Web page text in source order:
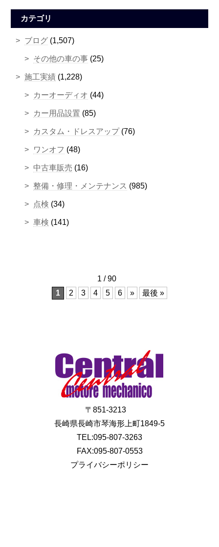
カテゴリ
ブログ (1,507)
その他の車の事 (25)
施工実績 (1,228)
カーオーディオ (44)
カー用品設置 (85)
カスタム・ドレスアップ (76)
ワンオフ (48)
中古車販売 (16)
整備・修理・メンテナンス (985)
点検 (34)
車検 (141)
1 / 90
1
2 3 4 5 6 » 最後 »
〒851-3213
長崎県長崎市琴海形上町1849-5
TEL:095-807-3263
FAX:095-807-0553
プライバシーポリシー